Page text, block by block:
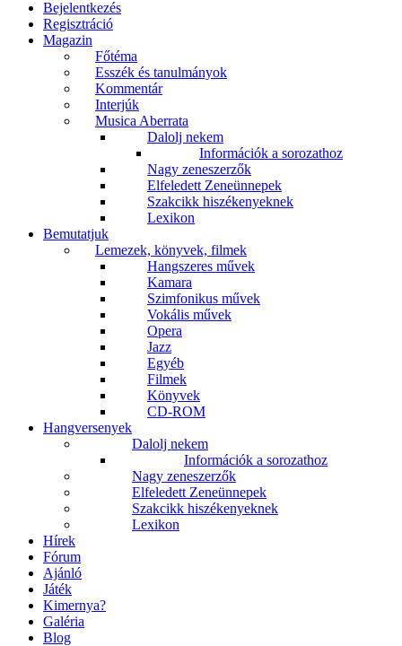
Bejelentkezés
Regisztráció
Magazin
Főtéma
Esszék és tanulmányok
Kommentár
Interjúk
Musica Aberrata
Dalolj nekem
Információk a sorozathoz
Nagy zeneszerzők
Elfeledett Zeneünnepek
Szakcikk hiszékenyeknek
Lexikon
Bemutatjuk
Lemezek, könyvek, filmek
Hangszeres művek
Kamara
Szimfonikus művek
Vokális művek
Opera
Jazz
Egyéb
Filmek
Könyvek
CD-ROM
Hangversenyek
Dalolj nekem
Információk a sorozathoz
Nagy zeneszerzők
Elfeledett Zeneünnepek
Szakcikk hiszékenyeknek
Lexikon
Hírek
Fórum
Ajánló
Játék
Kimernya?
Galéria
Blog